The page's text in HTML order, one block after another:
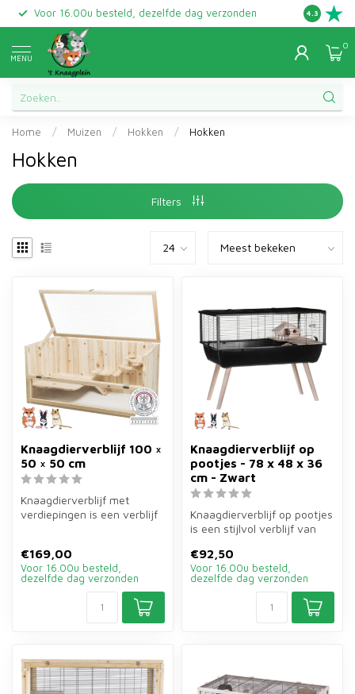
Voor 16.00u besteld, dezelfde dag verzonden Gratis
4.3
MENU
0
Home / Muizen / Hokken / Hokken
Hokken
Filters
Knaagdierverblijf 100 ×
50 × 50 cm
Knaagdierverblijf met
verdiepingen is een verblijf
€169,00
Voor 16.00u besteld,
dezelfde dag verzonden
Knaagdierverblijf op
pootjes - 78 x 48 x 36
cm - Zwart
Knaagdierverblijf op pootjes
is een stijlvol verblijf van
€92,50
Voor 16.00u besteld,
dezelfde dag verzonden